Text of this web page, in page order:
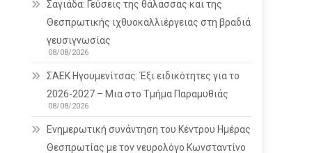
Σαγιάδα: Γεύσεις της θάλασσας και της
Θεσπρωτικής ιχθυοκαλλιέργειας στη βραδιά
γευσιγνωσίας
08/08/2026
ΣΑΕΚ Ηγουμενίτσας: Έξι ειδικότητες για το
2026-2027 – Μια στο Τμήμα Παραμυθιάς
08/08/2026
Ενημερωτική συνάντηση του Κέντρου Ημέρας
Θεσπρωτίας με τον νευρολόγο Κωνσταντίνο